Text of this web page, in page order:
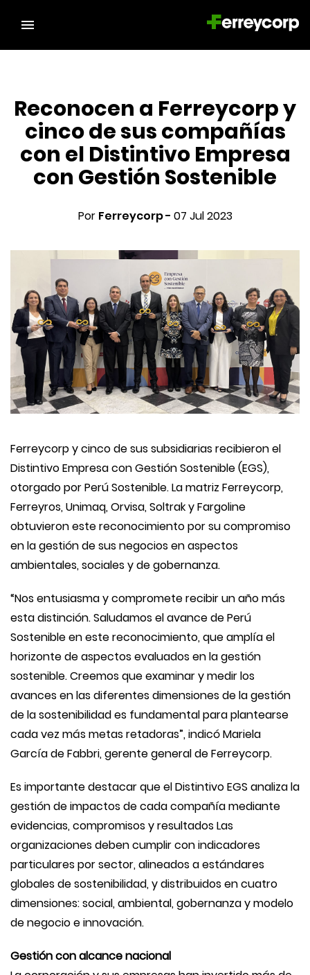
Reconocen a Ferreycorp y
cinco de sus compañías
con el Distintivo Empresa
con Gestión Sostenible
Por Ferreycorp - 07 Jul 2023
Ferreycorp y cinco de sus subsidiarias recibieron el
Distintivo Empresa con Gestión Sostenible (EGS),
otorgado por Perú Sostenible. La matriz Ferreycorp,
Ferreyros, Unimaq, Orvisa, Soltrak y Fargoline
obtuvieron este reconocimiento por su compromiso
en la gestión de sus negocios en aspectos
ambientales, sociales y de gobernanza.
“Nos entusiasma y compromete recibir un año más
esta distinción. Saludamos el avance de Perú
Sostenible en este reconocimiento, que amplía el
horizonte de aspectos evaluados en la gestión
sostenible. Creemos que examinar y medir los
avances en las diferentes dimensiones de la gestión
de la sostenibilidad es fundamental para plantearse
cada vez más metas retadoras”, indicó Mariela
García de Fabbri, gerente general de Ferreycorp.
Es importante destacar que el Distintivo EGS analiza la
gestión de impactos de cada compañía mediante
evidencias, compromisos y resultados Las
organizaciones deben cumplir con indicadores
particulares por sector, alineados a estándares
globales de sostenibilidad, y distribuidos en cuatro
dimensiones: social, ambiental, gobernanza y modelo
de negocio e innovación.
Gestión con alcance nacional